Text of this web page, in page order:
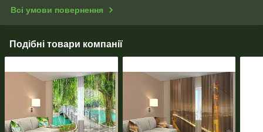
Всі умови повернення
Подібні товари компанії